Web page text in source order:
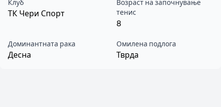
Клуб
ТК Чери Спорт
Возраст на започнување
тенис
8
Доминантната рака
Десна
Омилена подлога
Тврда